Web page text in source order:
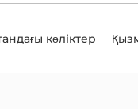
көліктер